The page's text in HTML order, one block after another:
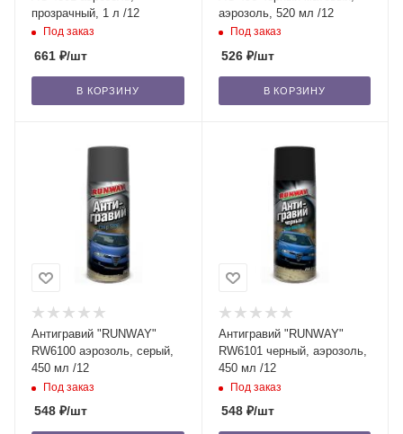
прозрачный, 1 л /12
Под заказ
661 ₽/шт
В КОРЗИНУ
аэрозоль, 520 мл /12
Под заказ
526₽/шт
В КОРЗИНУ
Антигравий "RUNWAY"
RW6100 аэрозоль, серый,
450 мл /12
Под заказ
548 ₽/шт
Антигравий "RUNWAY"
RW6101 черный, аэрозоль,
450 мл /12
Под заказ
548₽/шт